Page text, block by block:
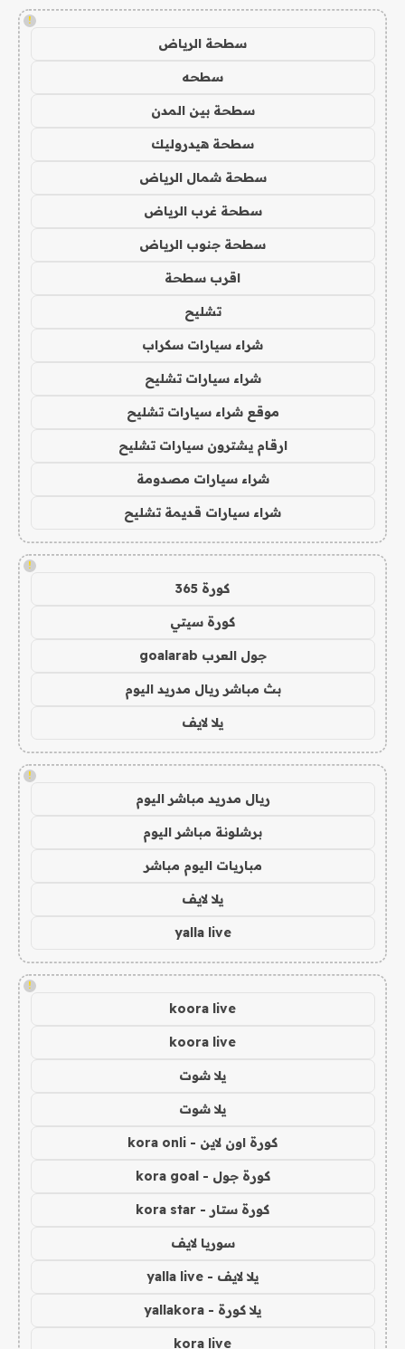
!
سطحة الرياض
سطحه
سطحة بين المدن
سطحة هيدروليك
سطحة شمال الرياض
سطحة غرب الرياض
سطحة جنوب الرياض
اقرب سطحة
تشليح
شراء سيارات سكراب
شراء سيارات تشليح
موقع شراء سيارات تشليح
ارقام يشترون سيارات تشليح
شراء سيارات مصدومة
شراء سيارات قديمة تشليح
!
كورة 365
كورة سيتي
جول العرب goalarab
بث مباشر ريال مدريد اليوم
يلا لايف
!
ريال مدريد مباشر اليوم
برشلونة مباشر اليوم
مباريات اليوم مباشر
يلا لايف
yalla live
!
koora live
koora live
يلا شوت
يلا شوت
كورة اون لاين - kora onli
كورة جول - kora goal
كورة ستار - kora star
سوريا لايف
يلا لايف - yalla live
يلا كورة - yallakora
kora live